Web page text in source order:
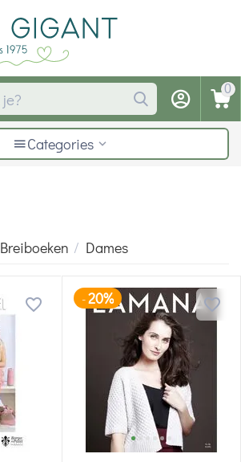
0
Categories
Breiboeken / Dames
-20%